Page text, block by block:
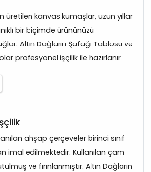
üretilen kanvas kumaşlar, uzun yıllar
bir biçimde ürününüzü
Altın Dağların Şafağı Tablosu ve
profesyonel işçilik ile hazırlanır.
ahşap çerçeveler birinci sınıf
imal edilmektedir. Kullanılan çam
ve fırınlanmıştır. Altın Dağların